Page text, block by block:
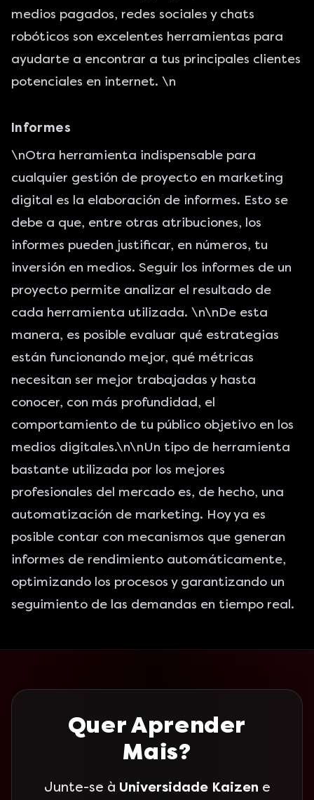
medios pagados, redes sociales y chats
robóticos son excelentes herramientas para
ayudarte a encontrar a tus principales clientes
potenciales en internet. \n
Informes
\nOtra herramienta indispensable para
cualquier gestión de proyecto en marketing
digital es la elaboración de informes. Esto se
debe a que, entre otras atribuciones, los
informes pueden justificar, en números, tu
inversión en medios. Seguir los informes de un
proyecto permite analizar el resultado de
cada herramienta utilizada. \n\nDe esta
manera, es posible evaluar qué estrategias
están funcionando mejor, qué métricas
necesitan ser mejor trabajadas y hasta
conocer, con más profundidad, el
comportamiento de tu público objetivo en los
medios digitales.\n\nUn tipo de herramienta
bastante utilizada por los mejores
profesionales del mercado es, de hecho, una
automatización de marketing. Hoy ya es
posible contar con mecanismos que generan
informes de rendimiento automáticamente,
optimizando los procesos y garantizando un
seguimiento de las demandas en tiempo real.
Quer Aprender
Mais?
Junte-se à Universidade Kaizen e